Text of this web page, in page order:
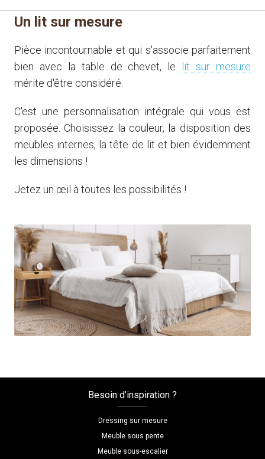
Un lit sur mesure
Pièce incontournable et qui s'associe parfaitement
bien avec la table de chevet, le
lit sur mesure
mérite d'être considéré.
C'est une personnalisation intégrale qui vous est
proposée. Choisissez la couleur, la disposition des
meubles internes, la tête de lit et bien évidemment
les dimensions !
Jetez un œil à toutes les possibilités !
Besoin d’inspiration ?
Dressing sur mesure
Meuble sous pente
Meuble sous-escalier